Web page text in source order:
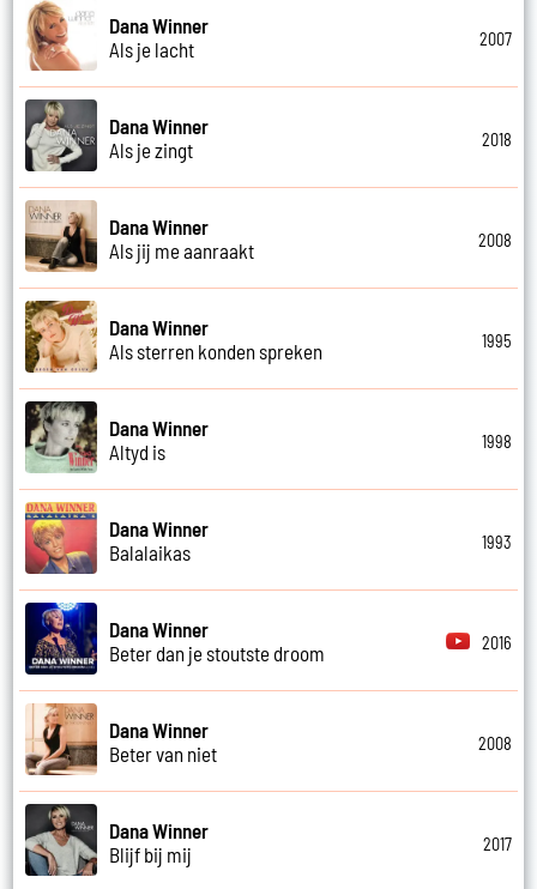
Dana Winner
Als je lacht
2007
Dana Winner
Als je zingt
2018
Dana Winner
Als jij me aanraakt
2008
Dana Winner
Als sterren konden spreken
1995
Dana Winner
Altyd is
1998
Dana Winner
Balalaikas
1993
Dana Winner
Beter dan je stoutste droom
2016
Dana Winner
Beter van niet
2008
Dana Winner
Blijf bij mij
2017